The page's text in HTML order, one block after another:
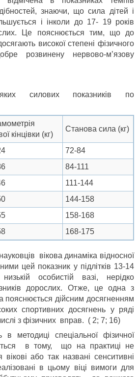
знаючи, що сила дітей і
і інколи до 17- 19 років
Це пояснюється тим, що до
високої степені фізичного
розвинену нервово-м’язову
силових показників по
кінцівки (кг)
Станова сила (кг)
72-84
84-111
111-144
144-158
158-168
168-175
вікова динаміка відносної
цей показник у підлітків 13-14
особистій вазі, нерідко
дорослих. Отже, це одна з
пояснюється дійсним досягненням
спортивних досягнень у ряді
з фізичних вправ. ( 2; 7; 16)
в методиці спеціальної фізичної
в тому, що на практиці не
або так названі сенситивні
в цьому віці вимоги для